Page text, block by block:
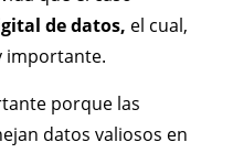
de datos, el cual,
importante.
porque las
datos valiosos en